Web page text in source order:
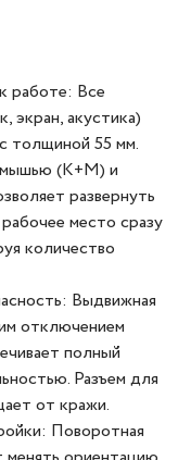
работе: Все
экран, акустика)
толщиной 55 мм.
мышью (K+M) и
развернуть
место сразу
количество
Выдвижная
отключением
полный
Разъем для
от кражи.
Поворотная